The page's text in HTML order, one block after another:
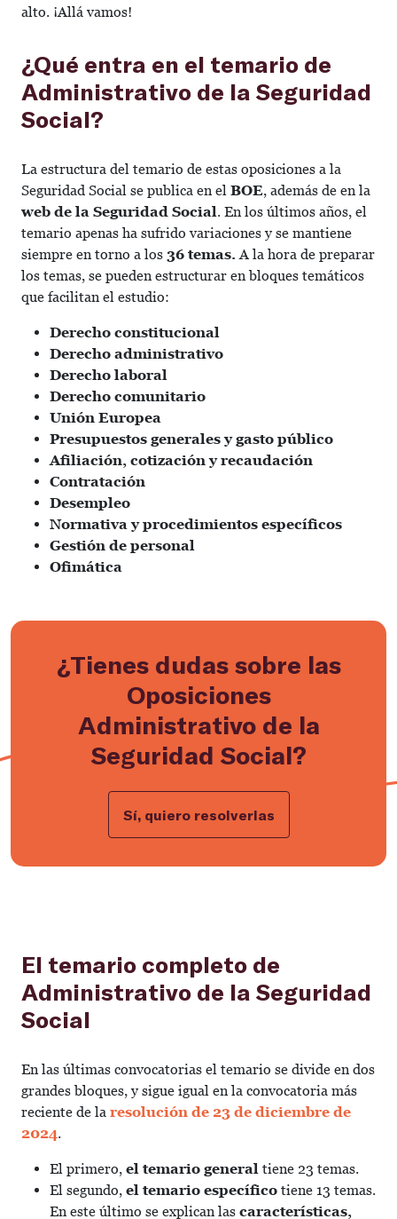
alto. ¡Allá vamos!
¿Qué entra en el temario de
Administrativo de la Seguridad
Social?
La estructura del temario de estas oposiciones a la
Seguridad Social se publica en el BOE, además de en la
web de la Seguridad Social. En los últimos años, el
temario apenas ha sufrido variaciones y se mantiene
siempre en torno a los 36 temas.A la hora de preparar
los temas, se pueden estructurar en bloques temáticos
que facilitan el estudio:
Derecho constitucional
Derecho administrativo
Derecho laboral
Derecho comunitario
Unión Europea
Presupuestos generales y gasto público
Afiliación, cotización y recaudación
Contratación
Desempleo
Normativa y procedimientos específicos
Gestión de personal
Ofimática
¿Tienes dudas sobre las
Oposiciones
Administrativo de la
Seguridad Social?
Sí, quiero resolverlas
El temario completo de
Administrativo de la Seguridad
Social
En las últimas convocatorias el temario se divide en dos
grandes bloques, y sigue igual en la convocatoria más
reciente de la resolución de 23 de diciembre de
2024.
El primero, el temario general tiene 23 temas.
El segundo, el temario específico tiene 13 temas.
En este último se explican las características,